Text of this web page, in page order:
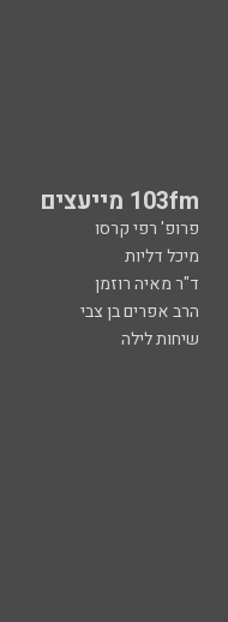
103fm מייעצים
פרופ' רפי קרסו
מיכל דליות
ד"ר מאיה רוזמן
הרב אפרים בן צבי
שיחות לילה